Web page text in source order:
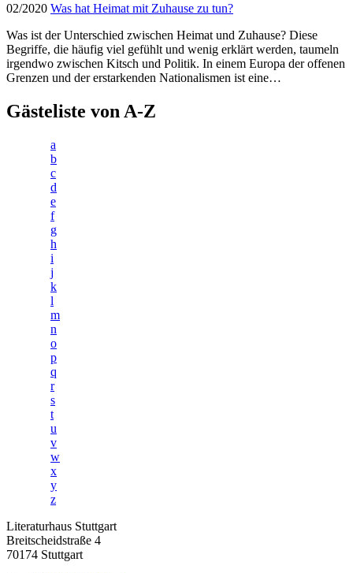
02/2020 Was hat Heimat mit Zuhause zu tun?
Was ist der Unterschied zwischen Heimat und Zuhause? Diese
Begriffe, die häufig viel gefühlt und wenig erklärt werden, taumeln
irgendwo zwischen Kitsch und Politik. In einem Europa der offenen
Grenzen und der erstarkenden Nationalismen ist eine…
Gästeliste von A-Z
a
b
c
d
e
f
g
h
i
j
k
l
m
n
o
p
q
r
s
t
u
v
w
x
y
z
Literaturhaus Stuttgart
Breitscheidstraße 4
70174 Stuttgart